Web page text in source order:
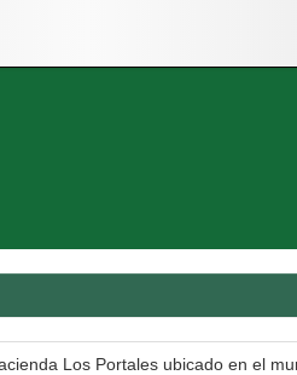
Los Portales ubicado en el